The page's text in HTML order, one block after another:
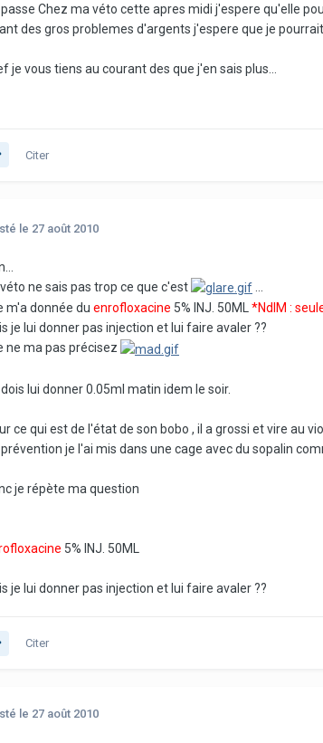
Chez ma véto cette apres midi j'espere qu'elle
des gros problemes d'argents j'espere que je pourrait
je vous tiens au courant des que j'en sais plus...
Citer
le 27 août 2010
véto ne sais pas trop ce que c'est
m'a donnée du enrofloxacine 5% INJ. 50ML*NdlM :
je lui donner pas injection et lui faire avaler ??
ne ma pas précisez
lui donner 0.05ml matin idem le soir.
ce qui est de l'état de son bobo , il a grossi et vire au
prévention je l'ai mis dans une cage avec du sopalin
je répète ma question
5% INJ. 50ML
je lui donner pas injection et lui faire avaler ??
Citer
le 27 août 2010